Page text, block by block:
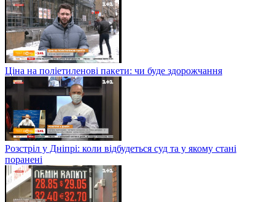
Ціна на поліетиленові пакети: чи буде здорожчання
Розстріл у Дніпрі: коли відбудеться суд та у якому стані
поранені